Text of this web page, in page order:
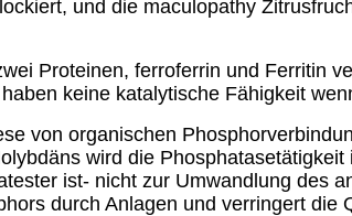
und die maculopathy
Proteinen, ferroferrin und Ferritin
keine katalytische Fähigkeit
von organischen
wird die
ist- nicht zur Umwandlung des
durch Anlagen und verringert die